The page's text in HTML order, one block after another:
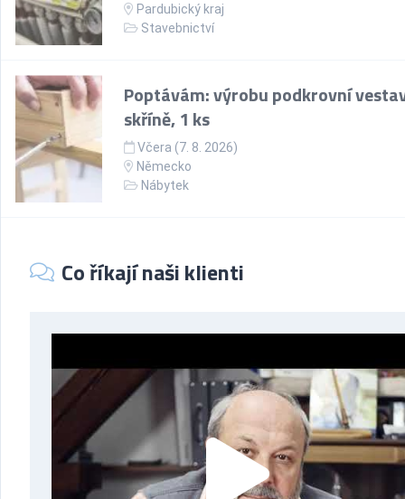
Pardubický kraj
Stavebnictví
Poptávám: výrobu podkrovní
skříně, 1 ks
Včera (7. 8. 2026)
Německo
Nábytek
Co říkají naši klienti